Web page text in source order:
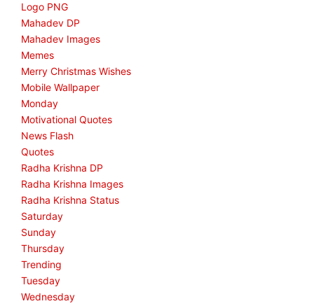
Logo PNG
Mahadev DP
Mahadev Images
Memes
Merry Christmas Wishes
Mobile Wallpaper
Monday
Motivational Quotes
News Flash
Quotes
Radha Krishna DP
Radha Krishna Images
Radha Krishna Status
Saturday
Sunday
Thursday
Trending
Tuesday
Wednesday